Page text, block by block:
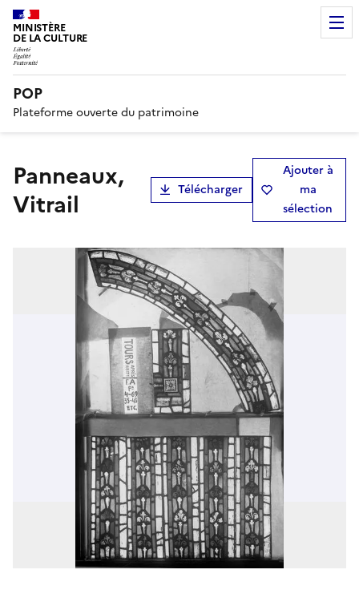
MINISTÈRE
DE LA CULTURE
POP
Plateforme ouverte du patrimoine
Panneaux,
Vitrail
Télécharger
Ajouter à
ma
sélection